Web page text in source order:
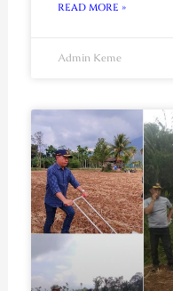
READ MORE »
Admin Keme